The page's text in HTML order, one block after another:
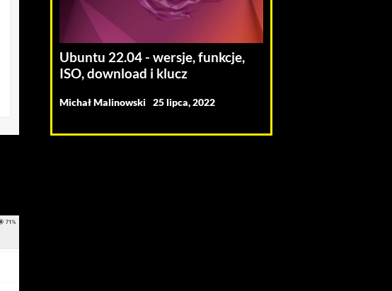
Ubuntu 22.04 - wersje, funkcje,
ISO, download i klucz
Michał Malinowski 25 lipca, 2022